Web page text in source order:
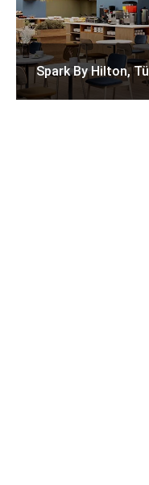
Spark By Hilton,